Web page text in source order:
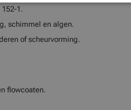
1.
schimmel en algen.
of scheurvorming.
flowcoaten.